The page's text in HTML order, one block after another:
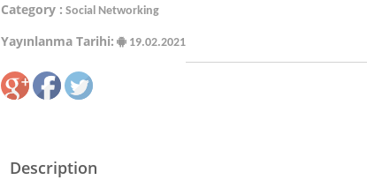
Category : Social Networking
Yayınlanma Tarihi: 19.02.2021
Description